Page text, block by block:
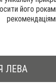
його
ЛЕВА